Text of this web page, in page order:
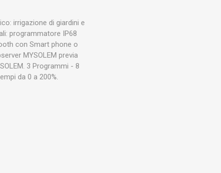
irrigazione di giardini e
programmatore IP68
con Smart phone o
MYSOLEM previa
3 Programmi - 8
da 0 a 200%.